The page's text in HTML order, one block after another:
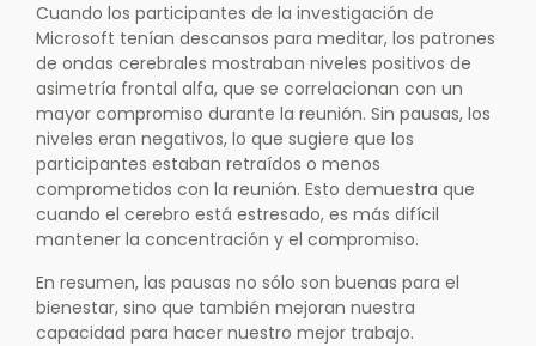
Cuando los participantes de la investigación de
Microsoft tenían descansos para meditar, los patrones
de ondas cerebrales mostraban niveles positivos de
asimetría frontal alfa, que se correlacionan con un
mayor compromiso durante la reunión. Sin pausas, los
niveles eran negativos, lo que sugiere que los
participantes estaban retraídos o menos
comprometidos con la reunión. Esto demuestra que
cuando el cerebro está estresado, es más difícil
mantener la concentración y el compromiso.
En resumen, las pausas no sólo son buenas para el
bienestar, sino que también mejoran nuestra
capacidad para hacer nuestro mejor trabajo.